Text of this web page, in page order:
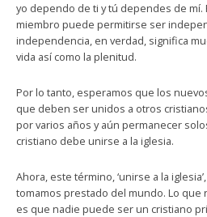
yo dependo de ti y tú dependes de mí.
miembro puede permitirse ser
independencia, en verdad, significa
vida así como la plenitud.
Por lo tanto, esperamos que los
que deben ser unidos a otros
por varios años y aún permanecer
cristiano debe unirse a la iglesia.
Ahora, este término, ‘unirse a la
tomamos prestado del mundo. Lo
es que nadie puede ser un cristiano